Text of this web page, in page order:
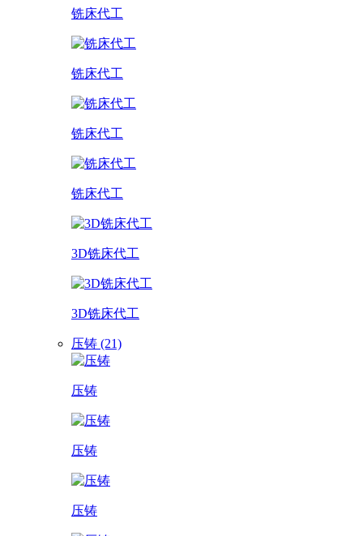
铣床代工
铣床代工
铣床代工
铣床代工
3D铣床代工
3D铣床代工
压铸 (21)
压铸
压铸
压铸